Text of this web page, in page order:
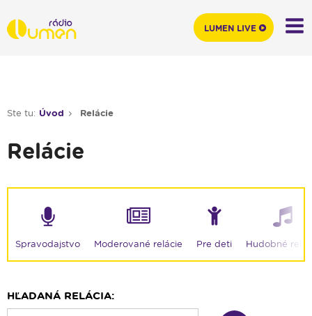
Ste tu: Úvod Relácie
Relácie
Spravodajstvo Moderované relácie Pre deti Hudobné
HĽADANÁ RELÁCIA:
LUMEN LIVE